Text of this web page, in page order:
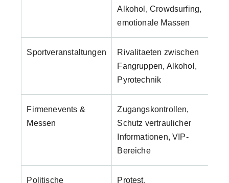
Alkohol, Crowdsurfing,
emotionale Massen
Sportveranstaltungen
Rivalitaeten zwischen
Fangruppen, Alkohol,
Pyrotechnik
Firmenevents &
Messen
Zugangskontrollen,
Schutz vertraulicher
Informationen, VIP-
Bereiche
Politische Protest,